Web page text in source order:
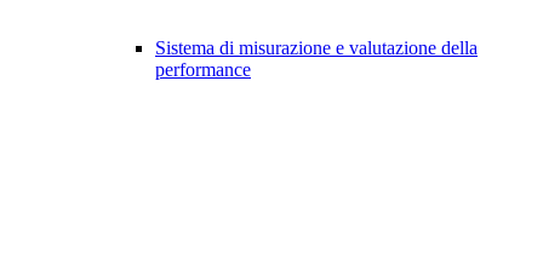
Sistema di misurazione e valutazione della
performance